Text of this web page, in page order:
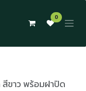
0
ขาว พร้อมฝาปิด